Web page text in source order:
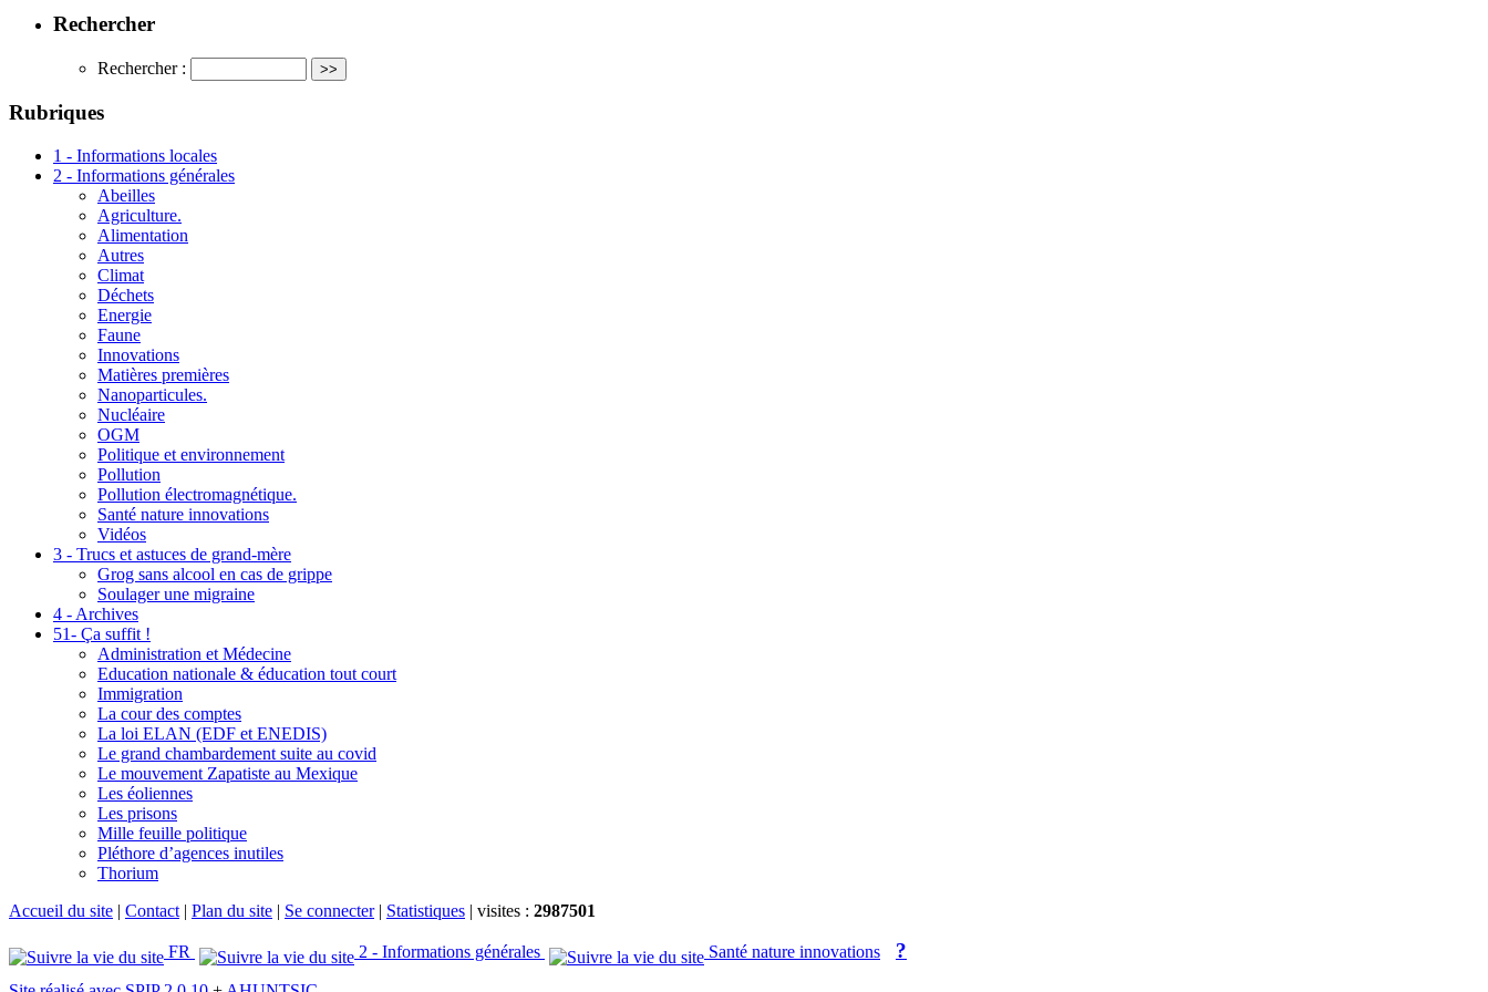
Rechercher
Rechercher :
Rubriques
1 - Informations locales
2 - Informations générales
Abeilles
Agriculture.
Alimentation
Autres
Climat
Déchets
Energie
Faune
Innovations
Matières premières
Nanoparticules.
Nucléaire
OGM
Politique et environnement
Pollution
Pollution électromagnétique.
Santé nature innovations
Vidéos
3 - Trucs et astuces de grand-mère
Grog sans alcool en cas de grippe
Soulager une migraine
4 - Archives
51- Ça suffit !
Administration et Médecine
Education nationale & éducation tout court
Immigration
La cour des comptes
La loi ELAN (EDF et ENEDIS)
Le grand chambardement suite au covid
Le mouvement Zapatiste au Mexique
Les éoliennes
Les prisons
Mille feuille politique
Pléthore d’agences inutiles
Thorium
Accueil du site | Contact | Plan du site | Se connecter| Statistiques | visites : 2987501
FR 2 - Informations générales Santé nature innovations ?